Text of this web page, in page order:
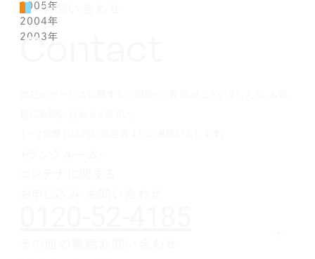
1月(1)
2月(1)
1月(1)
3月(1)
2月(1)
1月(1)
4月(1)
3月(1)
2月(1)
5月(1)
4月(1)
3月(1)
6月(1)
5月(1)
4月(1)
7月(1)
6月(1)
5月(1)
8月(1)
7月(1)
6月(1)
9月(1)
8月(1)
7月(1)
10月(1)
9月(1)
8月(1)
11月(1)
10月(1)
9月(1)
12月(1)
11月(1)
10月(1)
2005年
12月(1)
11月(1)
2004年
12月(1)
2003年
お問い合わせ
Contact